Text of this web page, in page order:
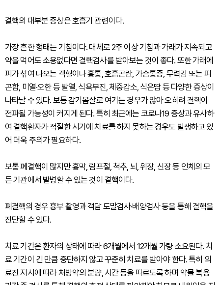
결핵의 대부분 증상은 호흡기 관련이다.
가장 흔한 형태는 기침이다. 대체로 2주 이상 기침과 가래가 지속되고
약을 먹어도 소용없다면 결핵검사를 받아보는 것이 좋다. 또한 가래에
피가 섞여 나오는 객혈이나 흉통, 호흡곤란, 가슴통증, 무력감 또는 피
곤함, 미열·오한 등 발열, 식욕부진, 체중감소, 식은땀 등 다양한 증상이
나타날 수 있다. 보통 감기몸살로 여기는 경우가 많아 오히려 결핵이
전파될 가능성이 커지게 된다. 특히 최근에는 코로나19 증상과 유사하
여 결핵환자가 적절한 시기에 치료를 하지 못하는 경우도 발생하고 있
어 더욱 주의가 필요하다.
보통 폐결핵이 많지만 흉막, 림프절, 척추, 뇌, 위장, 신장 등 인체의 모
든 기관에서 발병할 수 있는 것이 결핵이다.
폐결핵의 경우 흉부 촬영과 객담 도말검사·배양검사 등을 통해 결핵을
진단할 수 있다.
치료 기간은 환자의 상태에 따라 6개월에서 12개월 가량 소요된다. 치
료 기간이 긴 만큼 중단하지 않고 꾸준히 치료를 받아야 한다. 특히 의
료진 지시에 따라 처방약의 분량, 시간 등을 따르도록 하며 약물 복용